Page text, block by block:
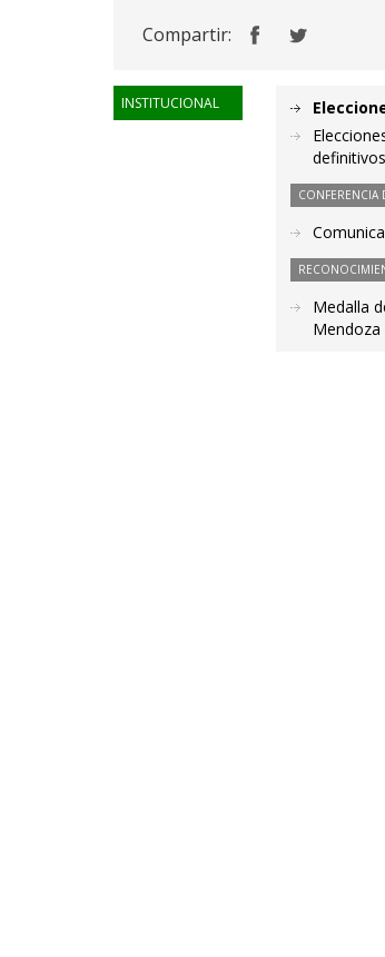
Compartir:
INSTITUCIONAL
definitivos
CONFERENCIA
Medalla
Mendoza